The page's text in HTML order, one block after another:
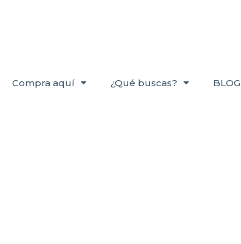
Compra aquí ¿Qué buscas? BLOG